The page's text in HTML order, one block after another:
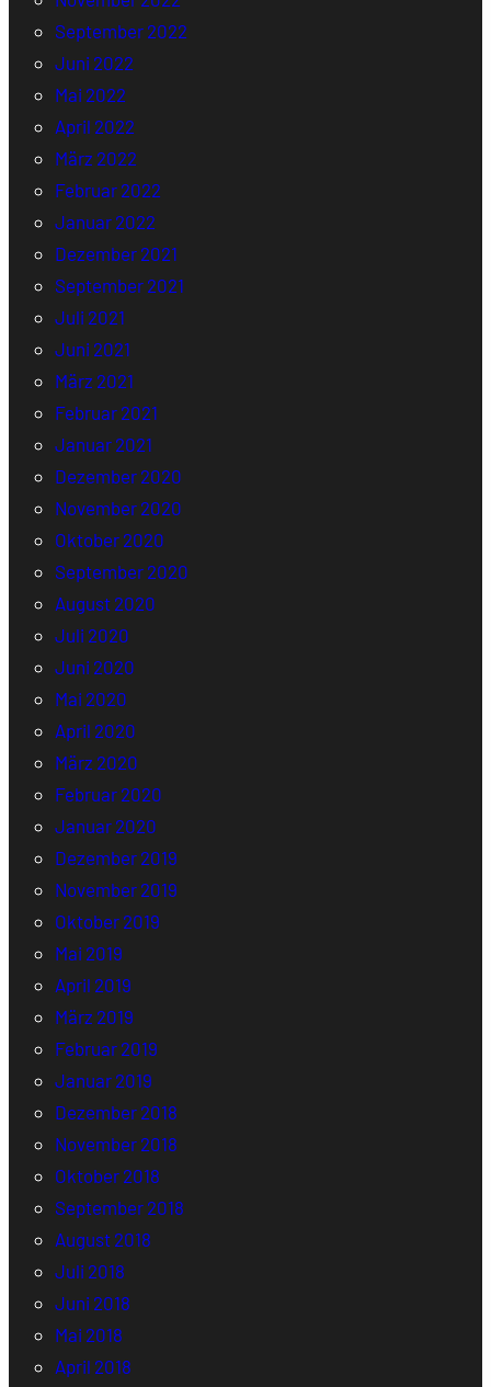
September 2022
Juni 2022
Mai 2022
April 2022
März 2022
Februar 2022
Januar 2022
Dezember 2021
September 2021
Juli 2021
Juni 2021
März 2021
Februar 2021
Januar 2021
Dezember 2020
November 2020
Oktober 2020
September 2020
August 2020
Juli 2020
Juni 2020
Mai 2020
April 2020
März 2020
Februar 2020
Januar 2020
Dezember 2019
November 2019
Oktober 2019
Mai 2019
April 2019
März 2019
Februar 2019
Januar 2019
Dezember 2018
November 2018
Oktober 2018
September 2018
August 2018
Juli 2018
Juni 2018
Mai 2018
April 2018